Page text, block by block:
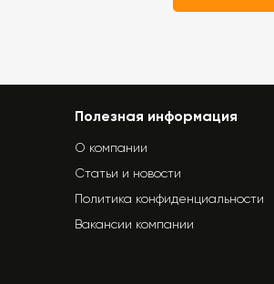
Полезная информация
О компании
Статьи и новости
Политика конфиденциальности
Вакансии компании